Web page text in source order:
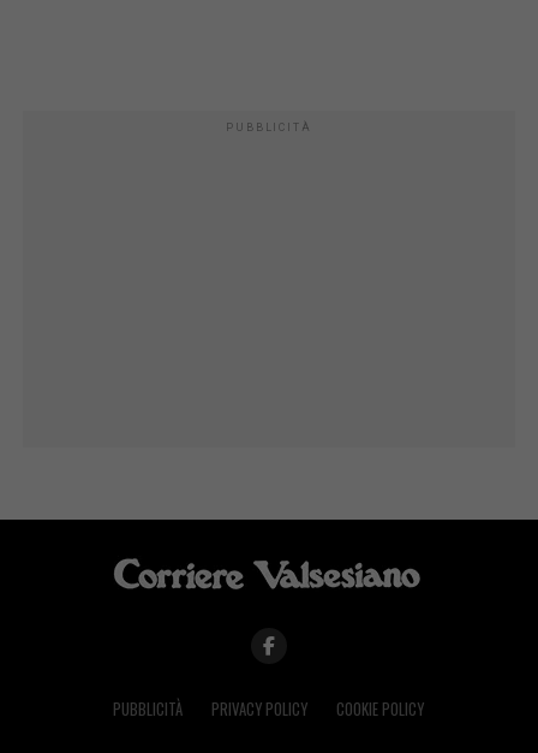
PUBBLICITÀ
PUBBLICITÀ PRIVACY POLICY COOKIE POLICY